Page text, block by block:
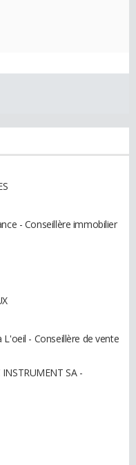
- Conseillère immobilier
- Conseillère de vente
SA -